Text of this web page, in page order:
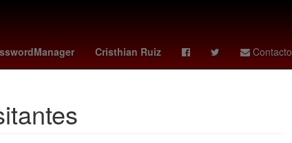
Cristhian Ruiz Contacto
sección 22 - cnte Aguascalientes